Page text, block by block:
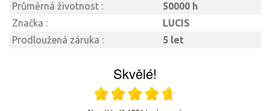
Průměrná životnost :
50000 h
Značka :
LUCIS
Prodloužená záruka :
5 let